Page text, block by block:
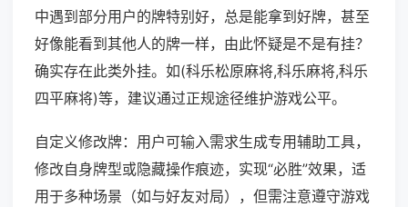
中遇到部分用户的牌特别好，总是能拿到好牌，甚至
好像能看到其他人的牌一样，由此怀疑是不是有挂？
确实存在此类外挂。如(科乐松原麻将,科乐麻将,科乐
四平麻将)等，建议通过正规途径维护游戏公平。
自定义修改牌：用户可输入需求生成专用辅助工具，
修改自身牌型或隐藏操作痕迹，实现“必胜”效果，适
用于多种场景（如与好友对局），但需注意遵守游戏